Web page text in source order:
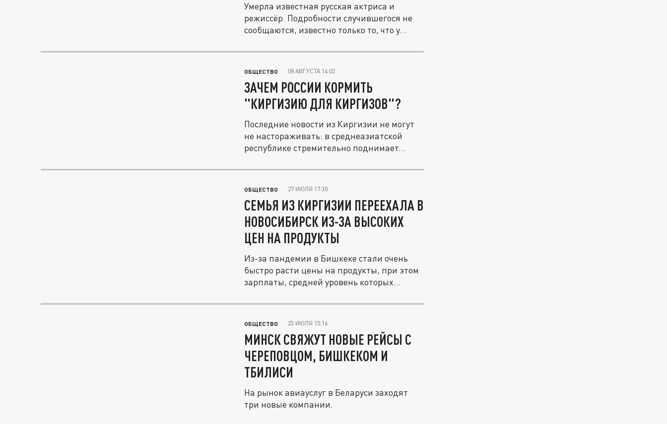
Умерла известная русская актриса и
режиссёр. Подробности случившегося не
сообщаются, известно только то, что у...
ОБЩЕСТВО 08 АВГУСТА 14:02
ЗАЧЕМ РОССИИ КОРМИТЬ
"КИРГИЗИЮ ДЛЯ КИРГИЗОВ"?
Последние новости из Киргизии не могут
не настораживать: в среднеазиатской
республике стремительно поднимает...
ОБЩЕСТВО 27 ИЮЛЯ 17:30
СЕМЬЯ ИЗ КИРГИЗИИ ПЕРЕЕХАЛА В
НОВОСИБИРСК ИЗ-ЗА ВЫСОКИХ
ЦЕН НА ПРОДУКТЫ
Из-за пандемии в Бишкеке стали очень
быстро расти цены на продукты, при этом
зарплаты, средней уровень которых...
ОБЩЕСТВО 23 ИЮЛЯ 15:16
МИНСК СВЯЖУТ НОВЫЕ РЕЙСЫ С
ЧЕРЕПОВЦОМ, БИШКЕКОМ И
ТБИЛИСИ
На рынок авиауслуг в Беларуси заходят
три новые компании.